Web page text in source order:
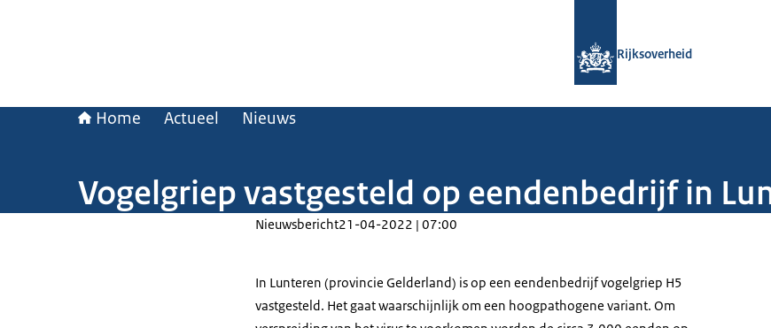
Rijksoverheid
Home Actueel Nieuws
Vogelgriep vastgesteld op eendenbedrijf in
Nieuwsbericht21-04-2022 | 07:00
In Lunteren (provincie Gelderland) is op een eendenbedrijf vogelgriep H5
vastgesteld. Het gaat waarschijnlijk om een hoogpathogene variant. Om